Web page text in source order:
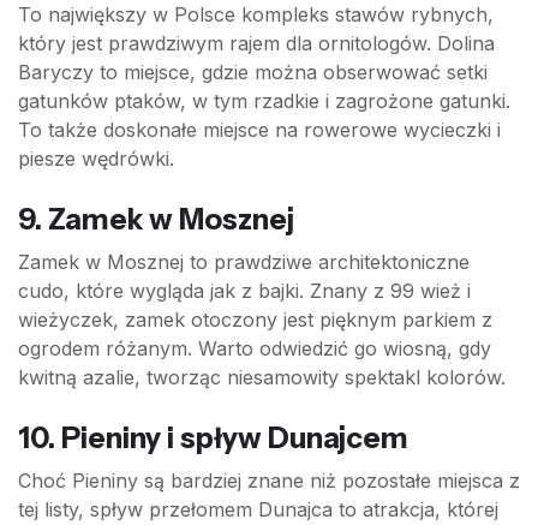
To największy w Polsce kompleks stawów rybnych,
który jest prawdziwym rajem dla ornitologów. Dolina
Baryczy to miejsce, gdzie można obserwować setki
gatunków ptaków, w tym rzadkie i zagrożone gatunki.
To także doskonałe miejsce na rowerowe wycieczki i
piesze wędrówki.
9. Zamek w Mosznej
Zamek w Mosznej to prawdziwe architektoniczne
cudo, które wygląda jak z bajki. Znany z 99 wież i
wieżyczek, zamek otoczony jest pięknym parkiem z
ogrodem różanym. Warto odwiedzić go wiosną, gdy
kwitną azalie, tworząc niesamowity spektakl kolorów.
10. Pieniny i spływ Dunajcem
Choć Pieniny są bardziej znane niż pozostałe miejsca z
tej listy, spływ przełomem Dunajca to atrakcja, której